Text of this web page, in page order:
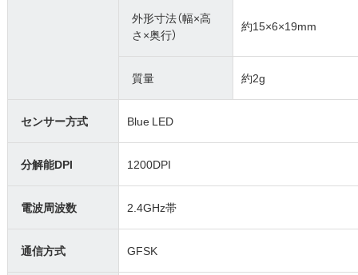
外形寸法（幅×高
さ×奥行）
約15×6×19mm
質量 約2g
センサー方式 Blue LED
分解能DPI 1200DPI
電波周波数 2.4GHz帯
通信方式 GFSK